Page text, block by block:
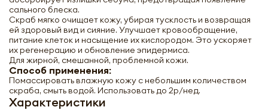
сального блеска.
Скраб мягко очищает кожу, убирая тусклость и возвращая
ей здоровый вид и сияние. Улучшает кровообращение,
питание клеток и насыщение их кислородом. Это ускоряет
их регенерацию и обновление эпидермиса.
Для жирной, смешанной, проблемной кожи.
Способ применения:
Помассировать влажную кожу с небольшим количеством
скраба, смыть водой. Использовать до 2р/нед.
Характеристики